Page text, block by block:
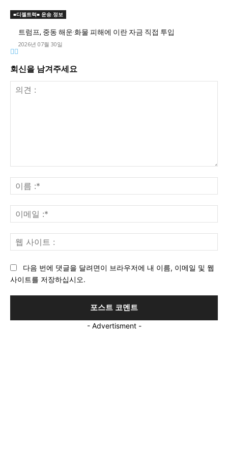
■디젤트럭■ 운송.정보
트럼프, 중동 해운·화물 피해에 이란 자금 직접 투입
2026년 07월 30일
회신을 남겨주세요
견
:
름
:*
메
일
사
다음 번에 댓글을 달려면이 브라우저에 내 이름, 이메일 및 웹
사이트를 저장하십시오.
- Advertisment -